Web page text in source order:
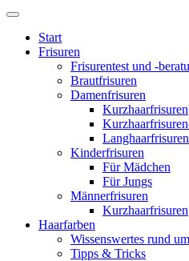
Start
Frisuren
Frisurentest und -
Brautfrisuren
Damenfrisuren
Kurzhaarfrisuren
Langhaarfrisuren
Kinderfrisuren
Für Mädchen
Für Jungs
Männerfrisuren
Kurzhaarfrisuren
Haarfarben
Wissenswertes rund
Tipps & Tricks